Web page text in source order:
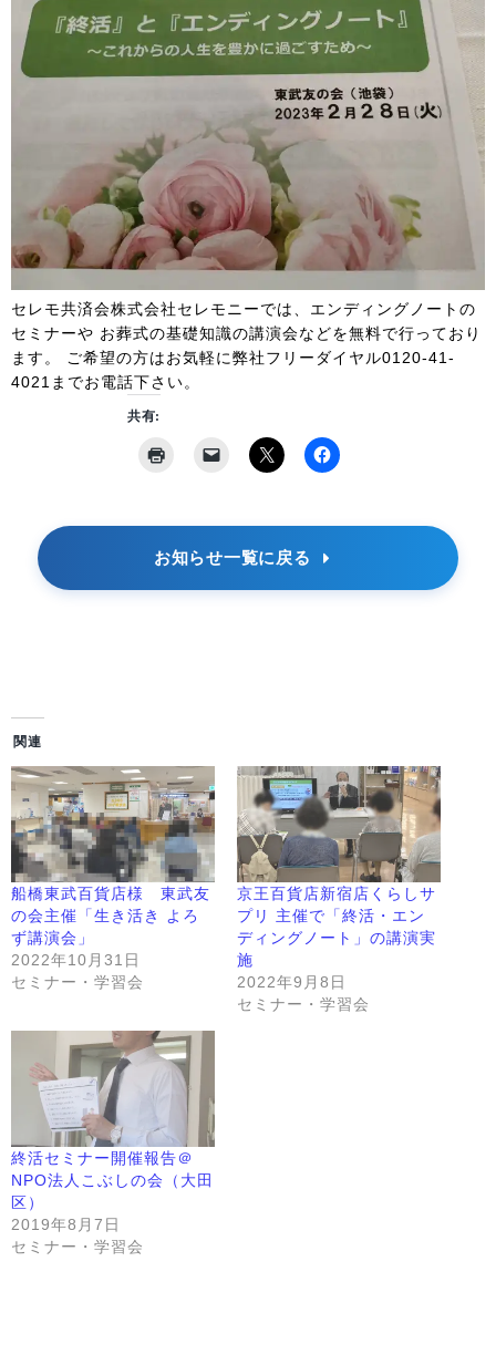
セレモ共済会株式会社セレモニーでは、エンディングノートの
セミナーや お葬式の基礎知識の講演会などを無料で行っており
ます。 ご希望の方はお気軽に弊社フリーダイヤル0120-41-
4021までお電話下さい。
共有:
お知らせ一覧に戻る
関連
船橋東武百貨店様 東武友
の会主催「生き活き よろ
ず講演会」
2022年10月31日
セミナー・学習会
京王百貨店新宿店くらしサ
プリ 主催で「終活・エン
ディングノート」の講演実
施
2022年9月8日
セミナー・学習会
終活セミナー開催報告＠
NPO法人こぶしの会（大田
区）
2019年8月7日
セミナー・学習会